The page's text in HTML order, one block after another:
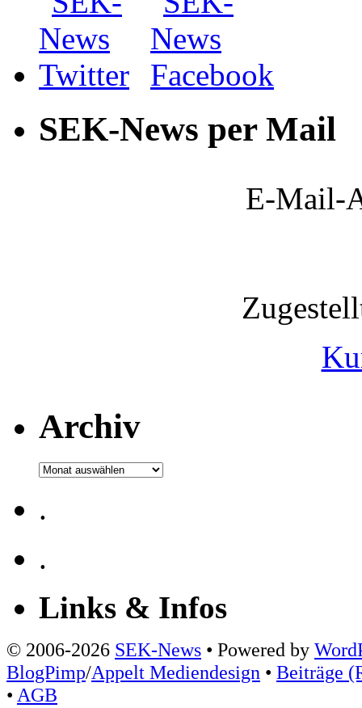
SEK-News per Mail
E-Mail-
Archiv
Archiv
.
.
Links & Infos
© 2006-2026 SEK-News • Powered by
BlogPimp/Appelt Mediendesign • Beiträge
• AGB